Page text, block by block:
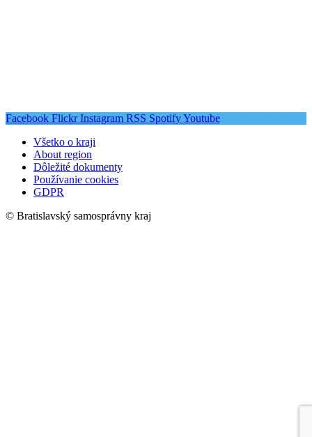
Facebook Flickr Instagram RSS SpotifyYoutube
Všetko o kraji
About region
Dôležité dokumenty
Používanie cookies
GDPR
© Bratislavský samosprávny kraj